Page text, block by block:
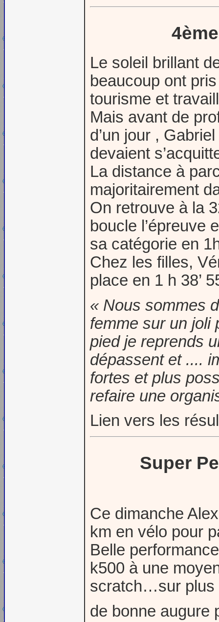
Le soleil brillant
beaucoup ont
tourisme et
Mais avant de
d’un jour ,
devaient
La distance à
majoritairement
On retrouve à la
boucle l’épreuve
sa catégorie en 1h
Chez les filles,
place en 1 h 38’
« Nous sommes
femme sur un joli
pied je reprends
dépassent et ....
fortes et plus
refaire une
Lien vers les
Super
Ce dimanche
km en vélo pour
Belle
k500 à une
scratch…sur
de bonne augure